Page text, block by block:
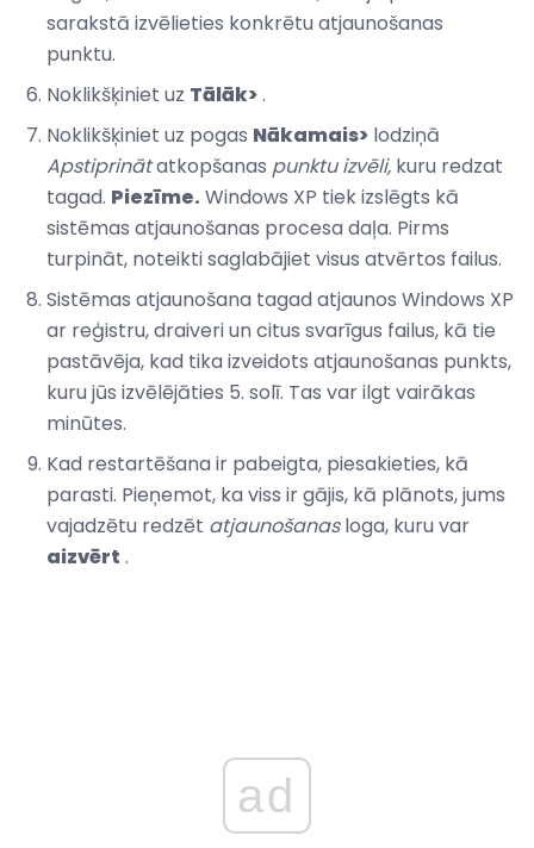
sarakstā izvēlieties konkrētu atjaunošanas
punktu.
Noklikšķiniet uz Tālāk>.
Noklikšķiniet uz pogas Nākamais> lodziņā
Apstiprinātatkopšanas punktu izvēli, kuru redzat
tagad. Piezīme. Windows XP tiek izslēgts kā
sistēmas atjaunošanas procesa daļa. Pirms
turpināt, noteikti saglabājiet visus atvērtos failus.
Sistēmas atjaunošana tagad atjaunos Windows XP
ar reģistru, draiveri un citus svarīgus failus, kā tie
pastāvēja, kad tika izveidots atjaunošanas punkts,
kuru jūs izvēlējāties 5. solī. Tas var ilgt vairākas
minūtes.
Kad restartēšana ir pabeigta, piesakieties, kā
parasti. Pieņemot, ka viss ir gājis, kā plānots, jums
vajadzētu redzēt atjaunošanasloga, kuru var
aizvērt .
ad